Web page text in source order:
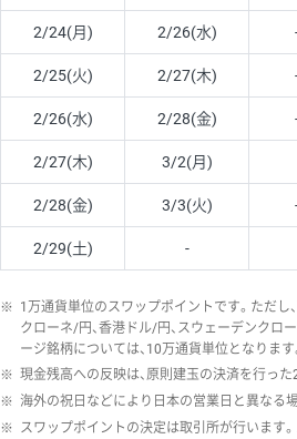
2/24(月) 2/26(水)
2/25(火) 2/27(木)
2/26(水) 2/28(金)
2/27(木) 3/2(月)
2/28(金) 3/3(火)
2/29(土) -
※ 1万通貨単位のスワップポイントです。ただし
クローネ/円、香港ドル/円、スウェーデンクロ
ージ銘柄については、10万通貨単位となります
※ 現金残高への反映は、原則建玉の決済を行った
※ 海外の祝日などにより日本の営業日と異なる場
※ スワップポイントの決定は取引所が行います